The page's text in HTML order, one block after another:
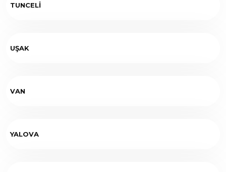
TUNCELİ
UŞAK
VAN
YALOVA